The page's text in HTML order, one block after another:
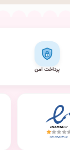
پرداخت امن